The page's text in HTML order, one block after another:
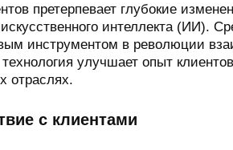
претерпевает глубокие
интеллекта (ИИ).
инструментом в революции
улучшает опыт
отраслях.
с клиентами